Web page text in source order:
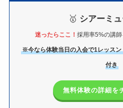
🥇 シアーミ
迷ったらここ！ 採用率5%の講
※今なら体験当日の入会で1レッス
付き
無料体験の詳細を